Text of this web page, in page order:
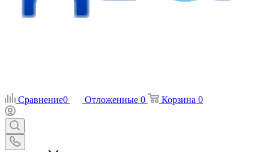
Сравнение0 Отложенные 0 Корзина 0